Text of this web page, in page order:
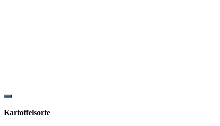
Show
Content
Kartoffelsorte